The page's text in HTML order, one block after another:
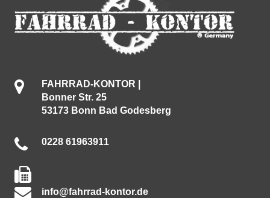
FAHRRAD-KONTOR |
Bonner Str. 25
53173 Bonn Bad Godesberg
0228 61963911
info@fahrrad-kontor.de